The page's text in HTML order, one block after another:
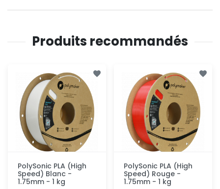
Produits recommandés
PolySonic PLA (High
Speed) Blanc -
1.75mm - 1 kg
PolySonic PLA (High
Speed) Rouge -
1.75mm - 1 kg